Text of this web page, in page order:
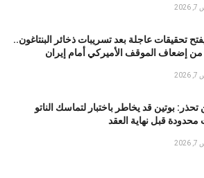
تحقيقات عاجلة بعد تسريبات ذخائر البنتاغون..
إضعاف الموقف الأميركي أمام إيران
بوتين قد يخاطر باختبار لتماسك الناتو
محدودة قبل نهاية العقد